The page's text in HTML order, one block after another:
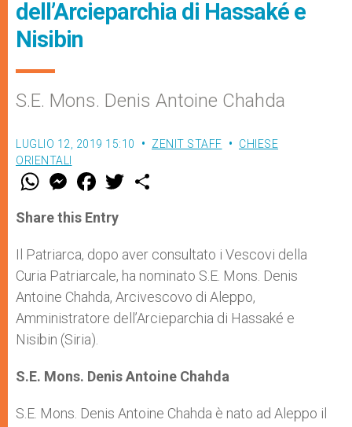
dell’Arcieparchia di Hassaké e
Nisibin
S.E. Mons. Denis Antoine Chahda
LUGLIO 12, 2019 15:10 ZENIT STAFF
CHIESE
ORIENTALI
W
t
s
p
p
M
e
s
e
g
e
r
F
a
e
b
o
k
w
r
Share this Entry
Il Patriarca, dopo aver consultato i Vescovi della
Curia Patriarcale, ha nominato S.E. Mons. Denis
Antoine Chahda, Arcivescovo di Aleppo,
Amministratore dell’Arcieparchia di Hassaké e
Nisibin (Siria).
S.E. Mons. Denis Antoine Chahda
S.E. Mons. Denis Antoine Chahda è nato ad Aleppo il